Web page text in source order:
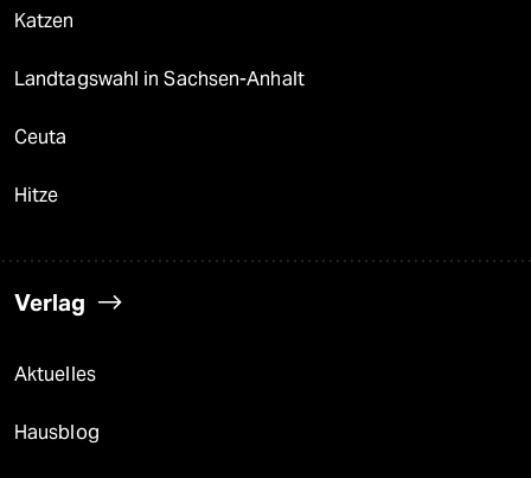
Katzen
Landtagswahl in Sachsen-Anhalt
Ceuta
Hitze
Verlag
Aktuelles
Hausblog